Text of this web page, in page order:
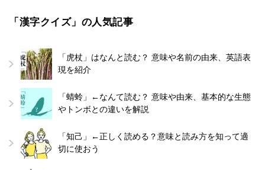
「漢字クイズ」の人気記事
「虎杖」はなんと読む？ 意味や名前の由来、英語表
現を紹介
「蜻蛉」←なんて読む？ 意味や由来、基本的な生態
やトンボとの違いを解説
「知己」←正しく読める？意味と読み方を知って適
切に使おう